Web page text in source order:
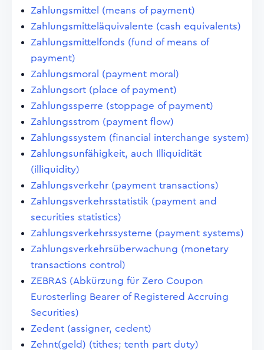
Zahlungsmittel (means of payment)
Zahlungsmitteläquivalente (cash equivalents)
Zahlungsmittelfonds (fund of means of
payment)
Zahlungsmoral (payment moral)
Zahlungsort (place of payment)
Zahlungssperre (stoppage of payment)
Zahlungsstrom (payment flow)
Zahlungssystem (financial interchange system)
Zahlungsunfähigkeit, auch Illiquidität
(illiquidity)
Zahlungsverkehr (payment transactions)
Zahlungsverkehrsstatistik (payment and
securities statistics)
Zahlungsverkehrssysteme (payment systems)
Zahlungsverkehrsüberwachung (monetary
transactions control)
ZEBRAS (Abkürzung für Zero Coupon
Eurosterling Bearer of Registered Accruing
Securities)
Zedent (assigner, cedent)
Zehnt(geld) (tithes; tenth part duty)